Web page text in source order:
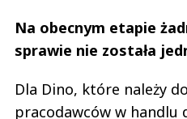
Na obecnym etapie
sprawie nie została
Dla Dino, które należy
pracodawców w handlu